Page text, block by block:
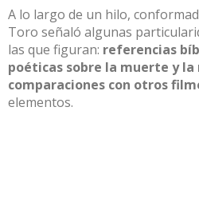
A lo largo de un hilo,
Toro señaló algunas
las que figuran: referencias
poéticas sobre la muerte y
comparaciones con otros
elementos.